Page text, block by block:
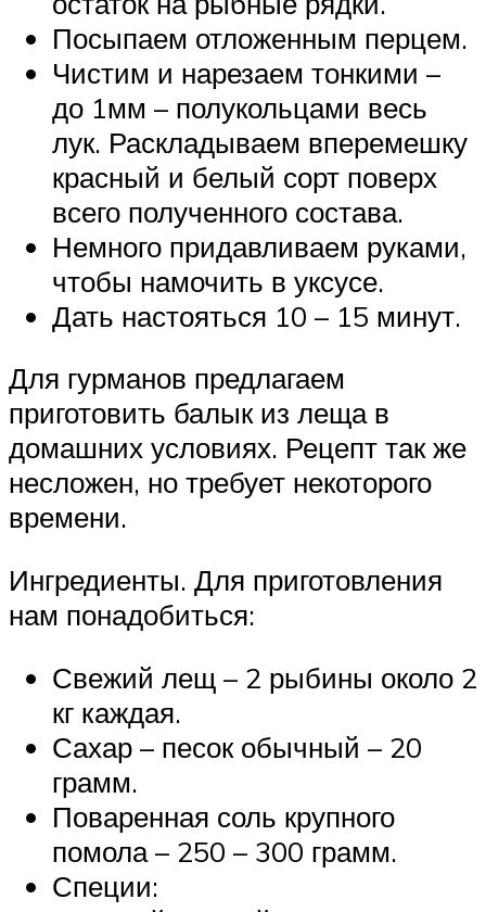
Посыпаем отложенным перцем.
Чистим и нарезаем тонкими –
до 1мм – полукольцами весь
лук. Раскладываем вперемешку
красный и белый сорт поверх
всего полученного состава.
Немного придавливаем руками,
чтобы намочить в уксусе.
Дать настояться 10 – 15 минут.
Для гурманов предлагаем
приготовить балык из леща в
домашних условиях. Рецепт так же
несложен, но требует некоторого
времени.
Ингредиенты. Для приготовления
нам понадобиться:
Свежий лещ – 2 рыбины около 2
кг каждая.
Сахар – песок обычный – 20
грамм.
Поваренная соль крупного
помола – 250 – 300 грамм.
Специи: